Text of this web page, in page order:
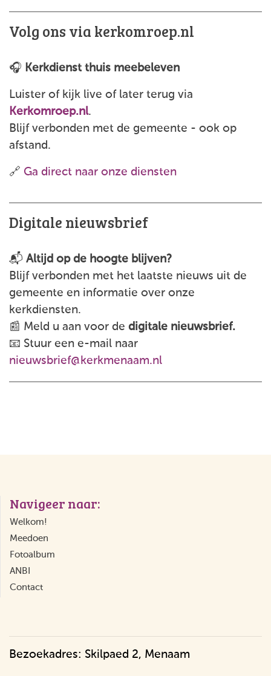
Volg ons via kerkomroep.nl
🎧 Kerkdienst thuis meebeleven
Luister of kijk live of later terug via
Kerkomroep.nl.
Blijf verbonden met de gemeente - ook op
afstand.
🔗 Ga direct naar onze diensten
Digitale nieuwsbrief
📬 Altijd op de hoogte blijven?
Blijf verbonden met het laatste nieuws uit de
gemeente en informatie over onze
kerkdiensten.
📰 Meld u aan voor de digitale nieuwsbrief.
📧 Stuur een e-mail naar
nieuwsbrief@kerkmenaam.nl
Navigeer naar:
Welkom!
Meedoen
Fotoalbum
ANBI
Contact
Bezoekadres: Skilpaed 2, Menaam